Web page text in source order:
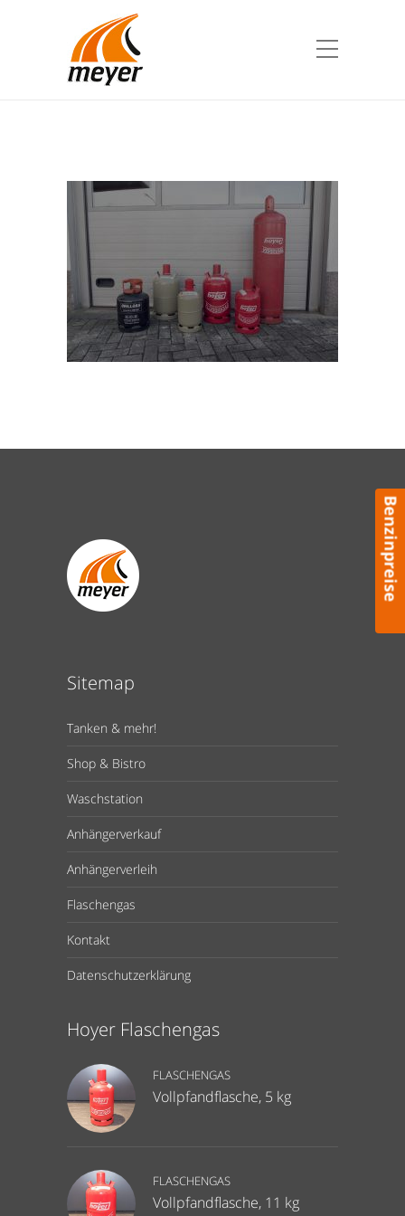
Sitemap
Tanken & mehr!
Shop & Bistro
Waschstation
Anhängerverkauf
Anhängerverleih
Flaschengas
Kontakt
Datenschutzerklärung
Hoyer Flaschengas
FLASCHENGAS
Vollpfandflasche, 5 kg
FLASCHENGAS
Vollpfandflasche, 11 kg
Benzinpreise